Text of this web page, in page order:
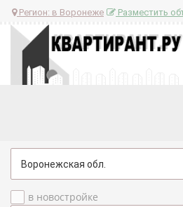
Регион: в Воронеже Разместить
в новостройке